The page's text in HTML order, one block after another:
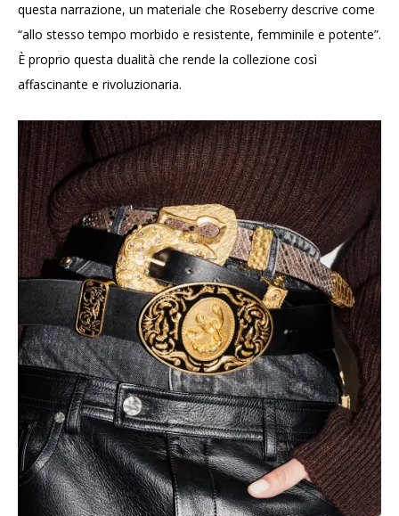
questa narrazione, un materiale che Roseberry descrive come
“allo stesso tempo morbido e resistente, femminile e potente”.
È proprio questa dualità che rende la collezione così
affascinante e rivoluzionaria.